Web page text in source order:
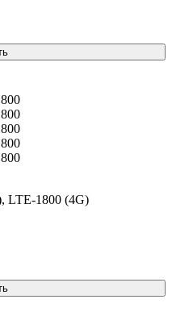
LTE-1800 (4G)